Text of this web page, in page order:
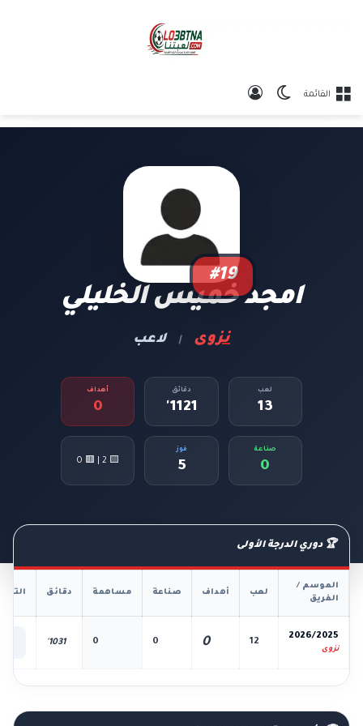
القائمة الوضع المظلم
#19
امجد خميس الخليلي
نزوى | لاعب
لعب
13
دقائق
1121'
أهداف
0
صناعة
0
فوز
5
🟨 2 | 🟥 0
🏆 دوري الدرجة الأولى
الموسم /
الفريق
لعب أهداف صناعة مساهمة دقائق
2026/2025
نزوى
12
0
0
0
1031'